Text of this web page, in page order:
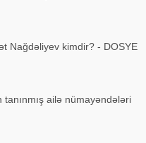
Nağdəliyev kimdir? - DOSYE
ailə nümayəndələri